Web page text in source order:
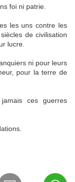
foi ni patrie.
les uns contre les
de civilisation
lucre.
ni pour leurs
pour la terre de
ces guerres